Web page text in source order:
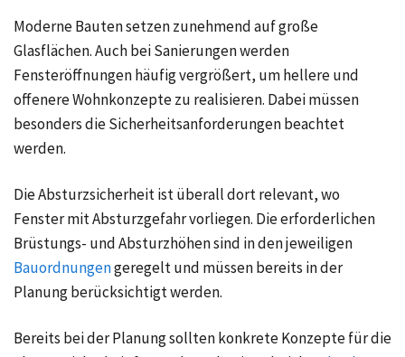
Moderne Bauten setzen zunehmend auf große
Glasflächen. Auch bei Sanierungen werden
Fensteröffnungen häufig vergrößert, um hellere und
offenere Wohnkonzepte zu realisieren. Dabei müssen
besonders die Sicherheitsanforderungen beachtet
werden.
Die Absturzsicherheit ist überall dort relevant, wo
Fenster mit Absturzgefahr vorliegen. Die erforderlichen
Brüstungs- und Absturzhöhen sind in den jeweiligen
Bauordnungengeregelt und müssen bereits in der
Planung berücksichtigt werden.
Bereits bei der Planung sollten konkrete Konzepte für die